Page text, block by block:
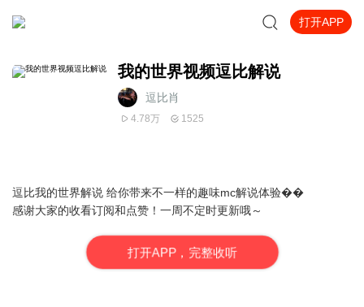
打开APP
我的世界视频逗比解说
逗比肖
4.78万 1525
逗比我的世界解说 给你带来不一样的趣味mc解说体验��
感谢大家的收看订阅和点赞！一周不定时更新哦～
打开APP，完整收听